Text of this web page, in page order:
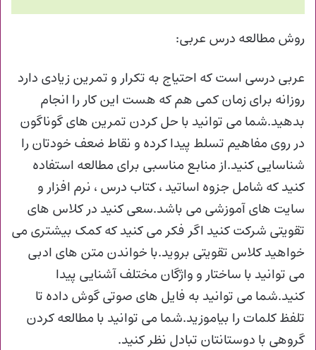
روش مطالعه درس عربی:
عربی درسی است که احتیاج به تکرار و تمرین زیادی دارد
روزانه برای زمان کمی هم که هست این کار را انجام
بدهید.شما می توانید با حل کردن تمرین های گوناگون
در روی مفاهیم تسلط پیدا کرده و نقاط ضعف خودتان را
شناسایی کنید.از منابع مناسبی برای مطالعه استفاده
کنید که شامل جزوه اساتید ، کتاب درس ، نرم افزار و
سایت های آموزشی می باشد.سعی کنید در کلاس های
تقویتی شرکت کنید اگر فکر می کنید که کمک بیشتری می
خواهید کلاس تقویتی بروید.با خواندن متن های ادبی
می توانید با ساختار و واژگان مختلف آشنایی پیدا
کنید.شما می توانید به فایل های صوتی گوش داده تا
تلفظ کلمات را بیاموزید.شما می توانید با مطالعه کردن
گروهی با دوستانتان تبادل نظر کنید.